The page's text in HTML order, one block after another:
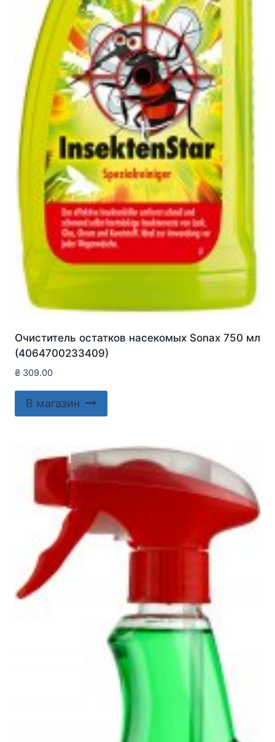
Очиститель остатков насекомых Sonax 750 мл
(4064700233409)
₴ 309.00
В магазин